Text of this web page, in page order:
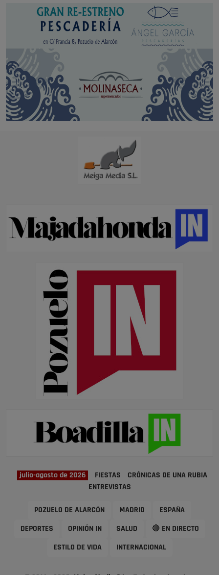
julio-agosto de 2026 FIESTAS
CRÓNICAS DE UNA RUBIA
ENTREVISTAS
POZUELO DE ALARCÓN MADRID ESPAÑA
DEPORTES OPINIÓN IN SALUD 🔴 EN DIRECTO
ESTILO DE VIDA INTERNACIONAL